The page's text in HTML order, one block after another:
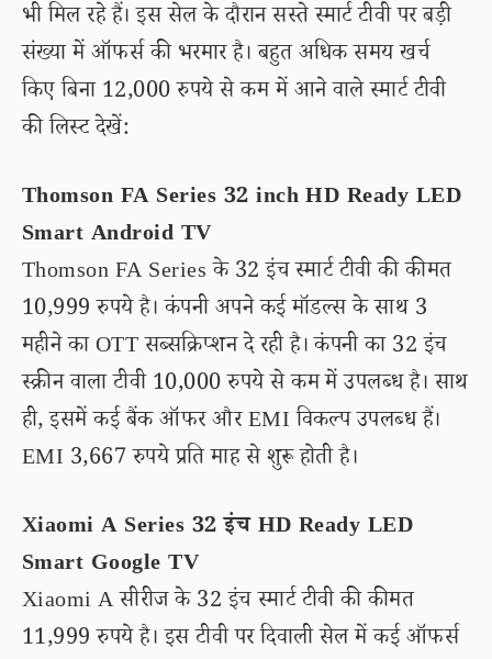
भी मिल रहे हैं। इस सेल के दौरान सस्ते स्मार्ट टीवी पर बड़ी
संख्या में ऑफर्स की भरमार है। बहुत अधिक समय खर्च
किए बिना 12,000 रुपये से कम में आने वाले स्मार्ट टीवी
की लिस्ट देखें:
Thomson FA Series 32 inch HD Ready LED
Smart Android TV
Thomson FA Series के 32 इंच स्मार्ट टीवी की कीमत
10,999 रुपये है। कंपनी अपने कई मॉडल्स के साथ 3
महीने का OTT सब्सक्रिप्शन दे रही है। कंपनी का 32 इंच
स्क्रीन वाला टीवी 10,000 रुपये से कम में उपलब्ध है। साथ
ही, इसमें कई बैंक ऑफर और EMI विकल्प उपलब्ध हैं।
EMI 3,667 रुपये प्रति माह से शुरू होती है।
Xiaomi A Series 32 इंच HD Ready LED
Smart Google TV
Xiaomi A सीरीज के 32 इंच स्मार्ट टीवी की कीमत
11,999 रुपये है। इस टीवी पर दिवाली सेल में कई ऑफर्स